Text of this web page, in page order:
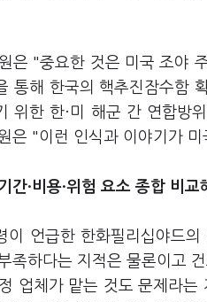
은 "중요한 것은 미국 조야
통해 한국의 핵추진잠수함
위한 한·미 해군 간 연합방
은 "이런 인식과 이야기가
간·비용·위험 요소 종합 비교
이 언급한 한화필리십야드
족하다는 지적은 물론이고
업체가 맡는 것도 문제라